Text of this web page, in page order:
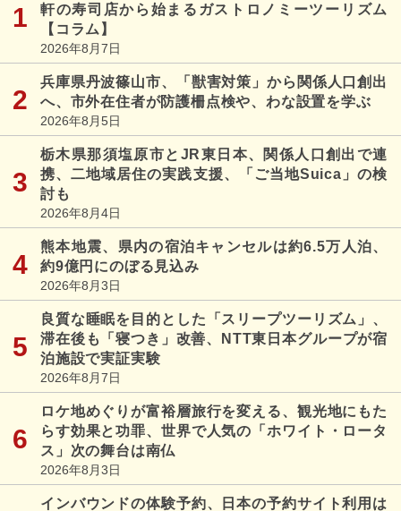
軒の寿司店から始まるガストロノミーツーリズム
【コラム】
2026年8月7日
兵庫県丹波篠山市、「獣害対策」から関係人口創出
へ、市外在住者が防護柵点検や、わな設置を学ぶ
2026年8月5日
栃木県那須塩原市とJR東日本、関係人口創出で連
携、二地域居住の実践支援、「ご当地Suica」の検
討も
2026年8月4日
熊本地震、県内の宿泊キャンセルは約6.5万人泊、
約9億円にのぼる見込み
2026年8月3日
良質な睡眠を目的とした「スリープツーリズム」、
滞在後も「寝つき」改善、NTT東日本グループが宿
泊施設で実証実験
2026年8月7日
ロケ地めぐりが富裕層旅行を変える、観光地にもた
らす効果と功罪、世界で人気の「ホワイト・ロータ
ス」次の舞台は南仏
2026年8月3日
インバウンドの体験予約、日本の予約サイト利用は